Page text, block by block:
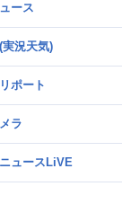
ース
実況天気)
ポート
ラ
ュースLiVE